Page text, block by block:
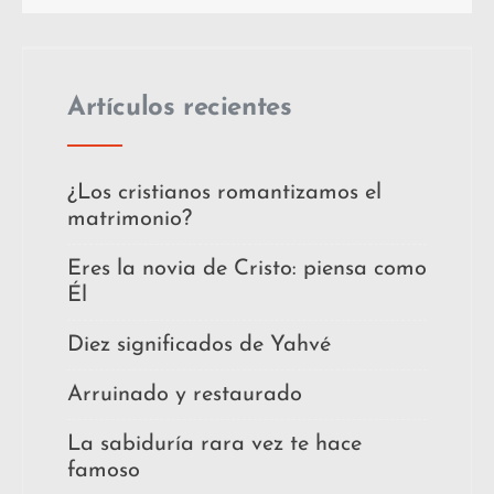
Artículos recientes
¿Los cristianos romantizamos el
matrimonio?
Eres la novia de Cristo: piensa como
Él
Diez significados de Yahvé
Arruinado y restaurado
La sabiduría rara vez te hace
famoso